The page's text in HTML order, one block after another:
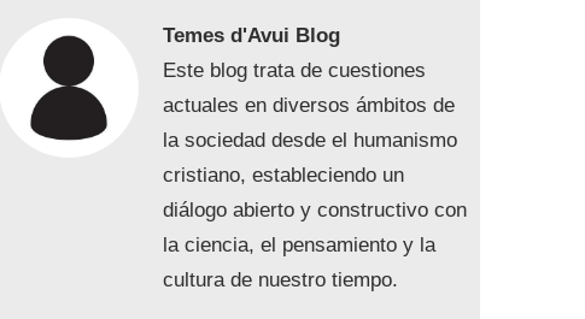
Temes d'Avui Blog
Este blog trata de cuestiones
actuales en diversos ámbitos de
la sociedad desde el humanismo
cristiano, estableciendo un
diálogo abierto y constructivo con
la ciencia, el pensamiento y la
cultura de nuestro tiempo.